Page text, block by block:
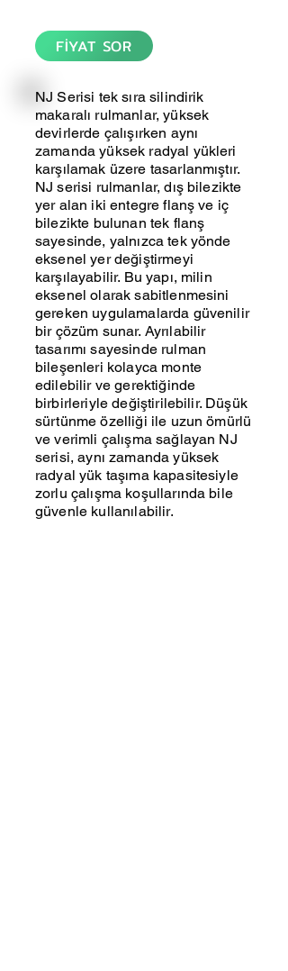
FİYAT SOR
NJ Serisi tek sıra silindirik
makaralı rulmanlar, yüksek
devirlerde çalışırken aynı
zamanda yüksek radyal yükleri
karşılamak üzere tasarlanmıştır.
NJ serisi rulmanlar, dış bilezikte
yer alan iki entegre flanş ve iç
bilezikte bulunan tek flanş
sayesinde, yalnızca tek yönde
eksenel yer değiştirmeyi
karşılayabilir. Bu yapı, milin
eksenel olarak sabitlenmesini
gereken uygulamalarda güvenilir
bir çözüm sunar. Ayrılabilir
tasarımı sayesinde rulman
bileşenleri kolayca monte
edilebilir ve gerektiğinde
birbirleriyle değiştirilebilir. Düşük
sürtünme özelliği ile uzun ömürlü
ve verimli çalışma sağlayan NJ
serisi, aynı zamanda yüksek
radyal yük taşıma kapasitesiyle
zorlu çalışma koşullarında bile
güvenle kullanılabilir.